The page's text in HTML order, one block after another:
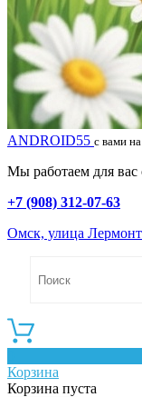
ANDROID55 с вами
Мы работаем для вас
+7 (908) 312-07-63
Омск, улица
Корзина
Корзина пуста